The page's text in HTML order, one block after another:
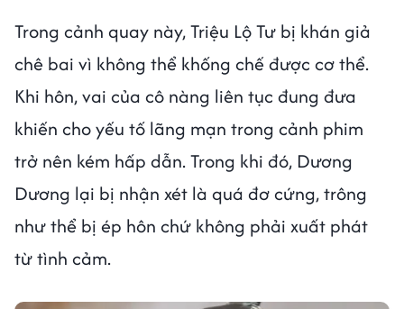
Trong cảnh quay này, Triệu Lộ Tư bị khán giả
chê bai vì không thể khống chế được cơ thể.
Khi hôn, vai của cô nàng liên tục đung đưa
khiến cho yếu tố lãng mạn trong cảnh phim
trở nên kém hấp dẫn. Trong khi đó, Dương
Dương lại bị nhận xét là quá đơ cứng, trông
như thể bị ép hôn chứ không phải xuất phát
từ tình cảm.